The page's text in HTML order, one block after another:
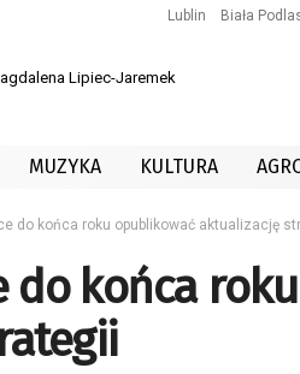
Lublin Biała
Lipiec-Jaremek
MUZYKA KULTURA
do końca roku opublikować aktualizację
do końca